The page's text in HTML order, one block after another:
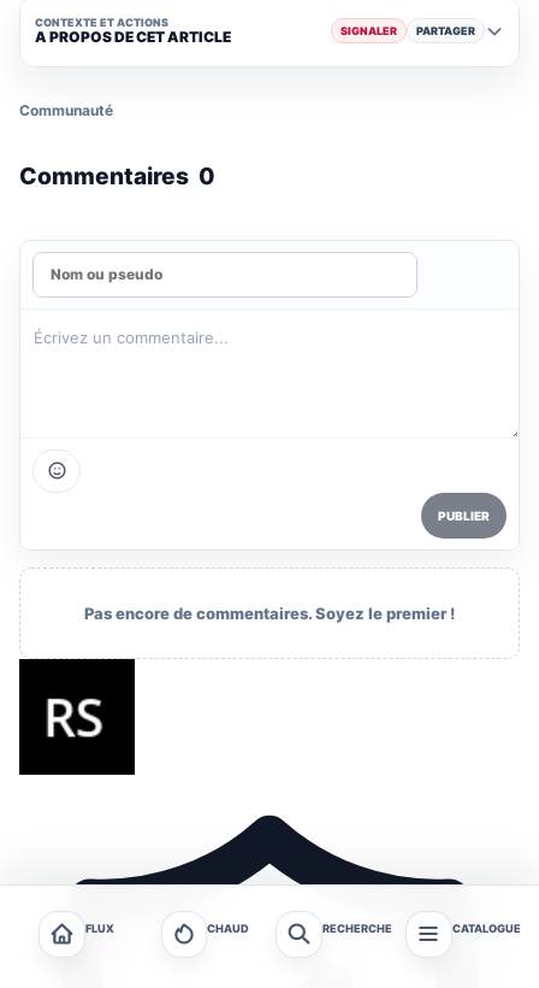
CONTEXTE ET ACTIONS
A PROPOS DE CET ARTICLE SIGNALER PARTAGER
Communauté
Commentaires 0
PUBLIER
Pas encore de commentaires. Soyez le premier !
FLUX CHAUD RECHERCHE CATALOGUE